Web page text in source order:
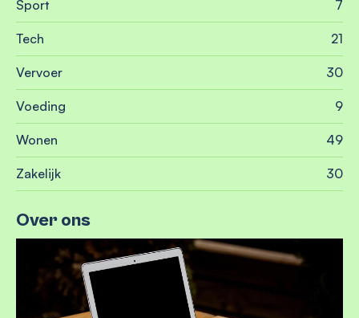
Sport 7
Tech 21
Vervoer 30
Voeding 9
Wonen 49
Zakelijk 30
Over ons